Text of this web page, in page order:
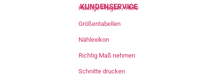
KUNDENSERVICE
Häufige Fragen / Hilfe
Größentabellen
Nählexikon
Richtig Maß nehmen
Schnitte drucken